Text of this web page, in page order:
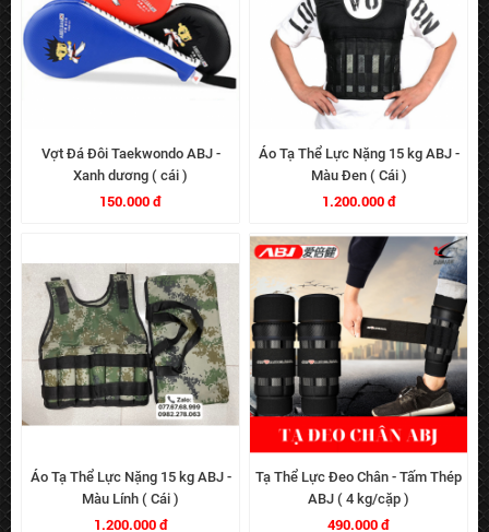
Vợt Đá Đôi Taekwondo ABJ -
Xanh dương ( cái )
150.000 đ
Áo Tạ Thể Lực Nặng 15 kg ABJ -
Màu Đen ( Cái )
1.200.000 đ
Áo Tạ Thể Lực Nặng 15 kg ABJ -
Màu Lính ( Cái )
1.200.000 đ
Tạ Thể Lực Đeo Chân - Tấm Thép
ABJ ( 4 kg/cặp )
490.000 đ